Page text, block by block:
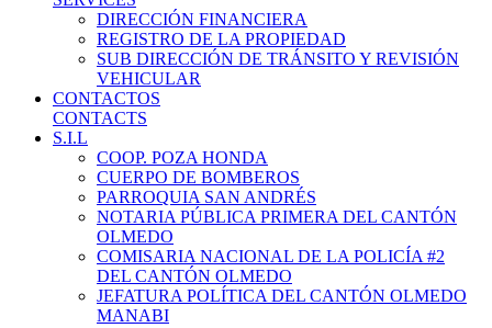
DIRECCIÓN FINANCIERA
REGISTRO DE LA PROPIEDAD
SUB DIRECCIÓN DE TRÁNSITO Y REVISIÓN
VEHICULAR
CONTACTOS
CONTACTS
S.I.L
COOP. POZA HONDA
CUERPO DE BOMBEROS
PARROQUIA SAN ANDRÉS
NOTARIA PÚBLICA PRIMERA DEL CANTÓN
OLMEDO
COMISARIA NACIONAL DE LA POLICÍA #2
DEL CANTÓN OLMEDO
JEFATURA POLÍTICA DEL CANTÓN OLMEDO
MANABI